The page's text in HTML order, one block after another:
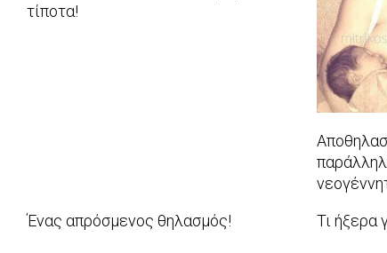
τίποτα!
02-
Ένας απρόσμενος θηλασμός! Τι ήξερα